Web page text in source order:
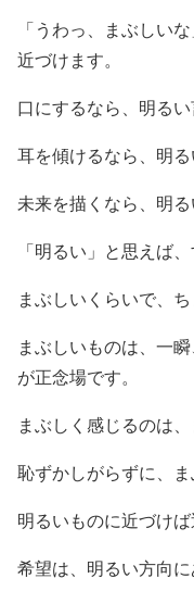
「うわっ、まぶしい
近づけます。
口にするなら、明るい
耳を傾けるなら、明る
未来を描くなら、明る
「明るい」と思えば
まぶしいくらいで、ち
まぶしいものは、一
が正念場です。
まぶしく感じるのは
恥ずかしがらずに、ま
明るいものに近づけ
希望は、明るい方向に